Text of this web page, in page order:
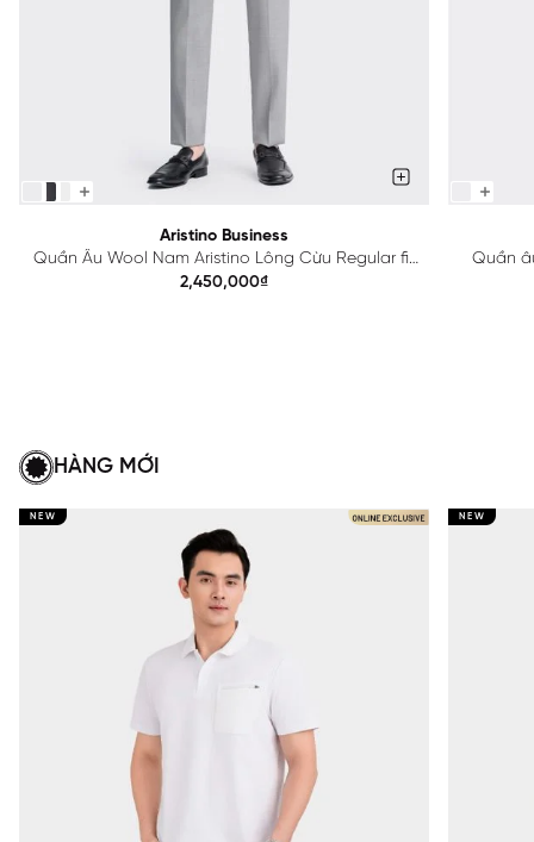
Aristino Business
Quần Âu Wool Nam Aristino Lông Cừu Regular fit
1TR0170Z
2,450,000₫
Quần
HÀNG MỚI
NEW NEW